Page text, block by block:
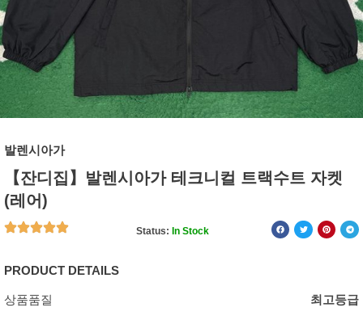
발렌시아가
【잔디집】발렌시아가 테크니컬 트랙수트 자켓
(레어)
Status: In Stock
PRODUCT DETAILS
상품품질
최고등급